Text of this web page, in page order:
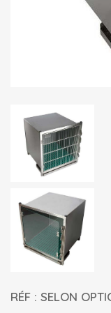
RÉF : SELON